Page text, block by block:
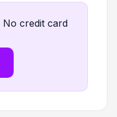
No credit card